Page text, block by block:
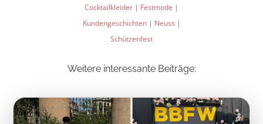
Cocktailkleider | Festmode |
Kundengeschichten| Neuss |
Schützenfest
Weitere interessante Beiträge: